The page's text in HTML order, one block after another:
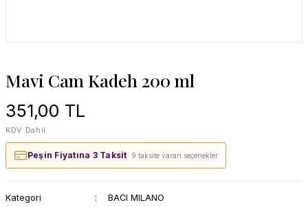
Mavi Cam Kadeh 200 ml
351,00 TL
KDV Dahil
Peşin Fiyatına 3 Taksit· 9 taksite varan seçenekler
Kategori
BACI MILANO